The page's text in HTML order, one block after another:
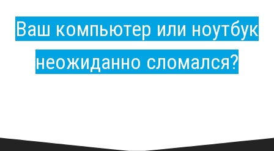
Ваш компьютер или ноутбук
неожиданно сломался?